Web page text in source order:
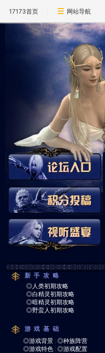
17173首页 网站导航
新手攻略
◎人类初期攻略
◎白精灵初期攻略
◎暗精灵初期攻略
◎野蛮人初期攻略
游戏基础
◎游戏背景 |◎种族阵营
◎游戏特色 |◎游戏配置